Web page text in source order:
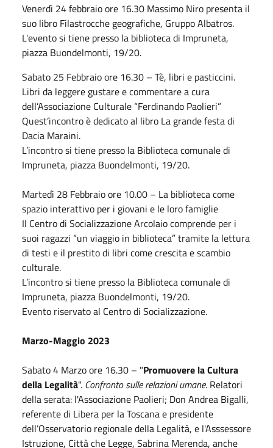
Venerdì 24 febbraio ore 16.30 Massimo Niro presenta il
suo libro Filastrocche geografiche, Gruppo Albatros.
L'evento si tiene presso la biblioteca di Impruneta,
piazza Buondelmonti, 19/20.
Sabato 25 Febbraioore 16.30 – Tè, libri e pasticcini.
Libri da leggere gustare e commentare a cura
dell’Associazione Culturale “Ferdinando Paolieri”
Quest’incontro è dedicato al libro La grande festa di
Dacia Maraini.
L’incontro si tiene presso la Biblioteca comunale di
Impruneta, piazza Buondelmonti, 19/20.
Martedì 28 Febbraioore 10.00 – La biblioteca come
spazio interattivo per i giovani e le loro famiglie
Il Centro di Socializzazione Arcolaio comprende per i
suoi ragazzi “un viaggio in biblioteca” tramite la lettura
di testi e il prestito di libri come crescita e scambio
culturale.
L’incontro si tiene presso la Biblioteca comunale di
Impruneta, piazza Buondelmonti, 19/20.
Evento riservato al Centro di Socializzazione.
Marzo-Maggio 2023
Sabato4 Marzoore 16.30 – "Promuovere la Cultura
della Legalità". Confronto sulle relazioni umane. Relatori
della serata: l'Associazione Paolieri; Don Andrea Bigalli,
referente di Libera per la Toscana e presidente
dell’Osservatorio regionale della Legalità, e l'Asssessore
Istruzione, Città che Legge, Sabrina Merenda, anche